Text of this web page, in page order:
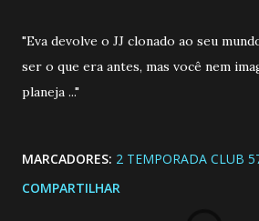
"Eva devolve o JJ clonado ao seu
ser o que era antes, mas você nem
planeja ..."
MARCADORES: 2 TEMPORADA CLUB
COMPARTILHAR